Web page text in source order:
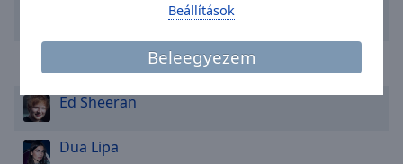
Beleegyezem
Beállítások
Size
Whitney Houston
Ed Sheeran
Dua Lipa